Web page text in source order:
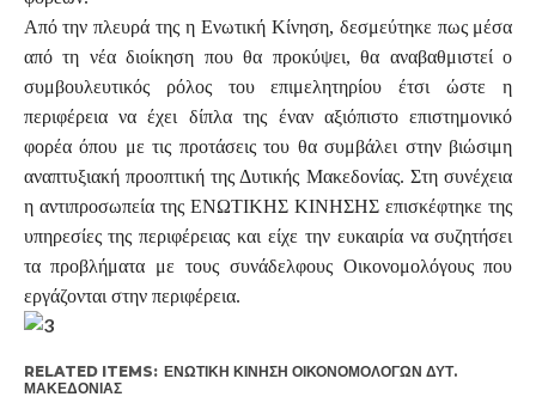
Από την πλευρά της η Ενωτική Κίνηση, δεσμεύτηκε πως μέσα
από τη νέα διοίκηση που θα προκύψει, θα αναβαθμιστεί ο
συμβουλευτικός ρόλος του επιμελητηρίου έτσι ώστε η
περιφέρεια να έχει δίπλα της έναν αξιόπιστο επιστημονικό
φορέα όπου με τις προτάσεις του θα συμβάλει στην βιώσιμη
αναπτυξιακή προοπτική της Δυτικής Μακεδονίας. Στη συνέχεια
η αντιπροσωπεία της ΕΝΩΤΙΚΗΣ ΚΙΝΗΣΗΣ επισκέφτηκε της
υπηρεσίες της περιφέρειας και είχε την ευκαιρία να συζητήσει
τα προβλήματα με τους συνάδελφους Οικονομολόγους που
εργάζονται στην περιφέρεια.
RELATED ITEMS: ΕΝΩΤΙΚΉ ΚΊΝΗΣΗ ΟΙΚΟΝΟΜΟΛΌΓΩΝ ΔΥΤ.
ΜΑΚΕΔΟΝΊΑΣ